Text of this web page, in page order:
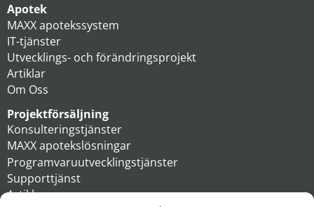
Apotek
MAXX apotekssystem
IT-tjänster
Utvecklings- och förändringsprojekt
Artiklar
Om Oss
Projektförsäljning
Konsulteringstjänster
MAXX apotekslösningar
Programvaruutvecklingstjänster
Supporttjänst
Artiklar